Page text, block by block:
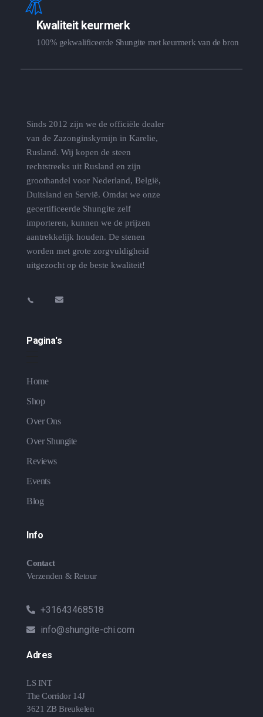
Kwaliteit keurmerk
100% gekwalificeerde Shungite met keurmerk van de bron
Sinds 2012 zijn we de officiële dealer
van de Zazonginskymijn in Karelie,
Rusland. Wij kopen de steen
rechtstreeks uit Rusland en zijn
groothandel voor Nederland, België,
Duitsland en Servië. Omdat we onze
gecertificeerde Shungite zelf
importeren, kunnen we de prijzen
aantrekkelijk houden. De stenen
worden met grote zorgvuldigheid
uitgezocht op de beste kwaliteit!
Pagina's
Home
Shop
Over Ons
Over Shungite
Reviews
Events
Blog
Info
Contact
Verzenden & Retour
+31643468518
info@shungite-chi.com
Adres
LS INT
The Corridor 14J
3621 ZB Breukelen